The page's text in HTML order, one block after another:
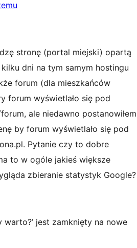
stronę (portal miejski) opartą
kilku dni na tym samym hostingu
forum (dla mieszkańców
forum wyświetlało się pod
ale niedawno postanowiłem
by forum wyświetlało się pod
Pytanie czy to dobre
to w ogóle jakieś większe
zbieranie statystyk Google?
warto?’ jest zamknięty na nowe